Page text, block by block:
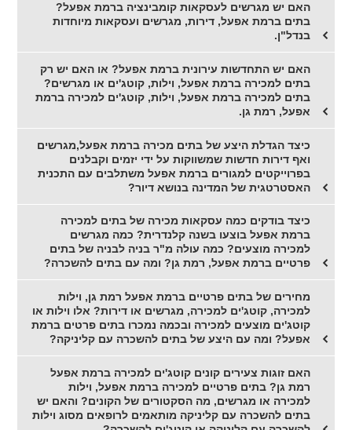
האם יש מגרשים לעסקאות קומבינציה ברמת אפעל?
בתים ברמת אפעל, דירות, מגרשים ועסקאות מיוחדות
בנדל"ן.
האם יש התחדשות עירונית ברמת אפעל? או האם יש רק
בתים למכירה ברמת אפעל, וילות, קוטג'ים או מגרשים?
בתים למכירה ברמת אפעל, וילות, קוטג'ים למכירה ברמת
אפעל, רמת גן.
כיצד הגדלת היצע של בתים מכירה ברמת אפעל,מגרשים
ואף דירות חדשות שמשווקות על ידי יזמים וקבלנים
בפרוייקטים למגורים ברמת אפעל משתלבים עם התכנית
האסטרטגית של המדינה בנושא דיור?
כיצד בודקים כמה עסקאות מכירה של בתים למכירה
ברמת אפעל בוצעו בשנה קלנדרית? כמה מגרשים
למכירה מוצעים? כמה עולה מ"ר בניה לבניה של בתים
פרטיים ברמת אפעל, רמת גן? ומה עם בתים להשכרה?
מחירים של בתים פרטיים ברמת אפעל רמת גן, וילות
למכירה, קוטג'ים למכירה, מגרשים או דירות? אלו וילות או
קוטג'ים מוצעים למכירה ובכמה נמכרו בתים פרטים ברמת
אפעל? ומה עם היצע של בתים להשכרה עם קליניקה?
האם זוגות צעירים קונים קוטג'ים למכירה ברמת אפעל
רמת גן? בתים פרטיים למכירה ברמת אפעל, וילות
למכירה או מגרשים, מה הסקטורים של הקונים? והאם יש
בתים להשכרה עם קליניקה מותאמים לרופאים מסוג וילות